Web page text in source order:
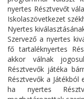
nyertes Résztvevőt
Iskolaszövetkezet
Nyertes
Szervező a nyertes
fő tartaléknyertes
akkor válnak
Résztvevők játéka
Résztvevők a Játékból
ha nyertes